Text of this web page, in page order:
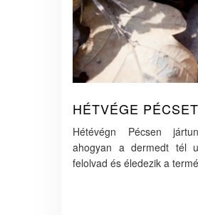
HÉTVÉGE
Hétévégn Pécsen
ahogyan a dermedt tél
felolvad és éledezik a